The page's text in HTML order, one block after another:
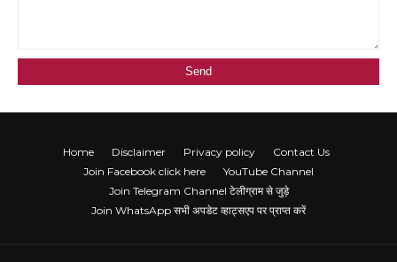
Home Disclaimer Privacy policy
Contact Us
Join Facebook click here
YouTube Channel
Join Telegram Channel टेलीग्राम से जुड़े
Join WhatsApp सभी अपडेट व्हाट्सएप पर प्राप्त करें